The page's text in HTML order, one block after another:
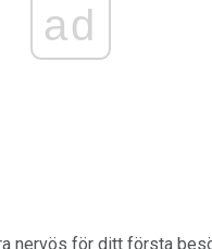
ad
nervös för ditt första